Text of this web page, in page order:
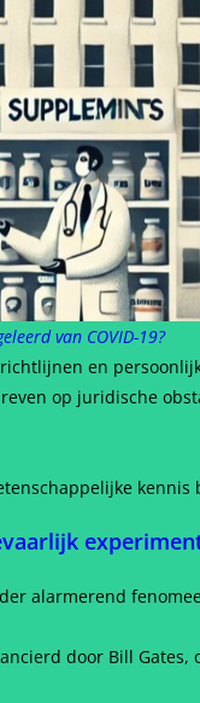
van COVID-19?
en
op juridische
alarmerend
door Bill